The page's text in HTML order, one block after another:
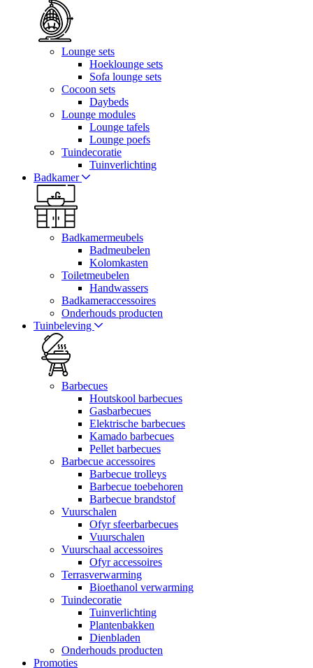
Lounge sets
Hoeklounge sets
Sofa lounge sets
Cocoon sets
Daybeds
Lounge modules
Lounge tafels
Lounge poefs
Tuindecoratie
Tuinverlichting
Badkamer
Badkamermeubels
Badmeubelen
Kolomkasten
Toiletmeubelen
Handwassers
Badkameraccessoires
Onderhouds producten
Tuinbeleving
Barbecues
Houtskool barbecues
Gasbarbecues
Elektrische barbecues
Kamado barbecues
Pellet barbecues
Barbecue accessoires
Barbecue trolleys
Barbecue toebehoren
Barbecue brandstof
Vuurschalen
Ofyr sfeerbarbecues
Vuurschalen
Vuurschaal accessoires
Ofyr accessoires
Terrasverwarming
Bioethanol verwarming
Tuindecoratie
Tuinverlichting
Plantenbakken
Dienbladen
Onderhouds producten
Promoties